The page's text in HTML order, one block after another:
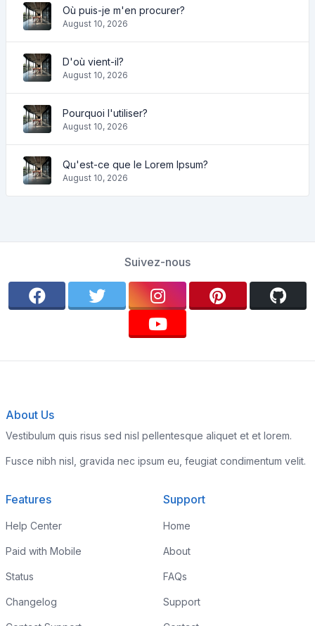
Où puis-je m'en procurer?
August 10, 2026
D'où vient-il?
August 10, 2026
Pourquoi l'utiliser?
August 10, 2026
Qu'est-ce que le Lorem Ipsum?
August 10, 2026
Suivez-nous
About Us
Vestibulum quis risus sed nisl pellentesque aliquet et et lorem.
Fusce nibh nisl, gravida nec ipsum eu, feugiat condimentum velit.
Features
Help Center
Paid with Mobile
Status
Changelog
Support
Home
About
FAQs
Support